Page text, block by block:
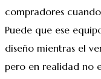
compradores
Puede que ese
diseño mientras el
pero en realidad no